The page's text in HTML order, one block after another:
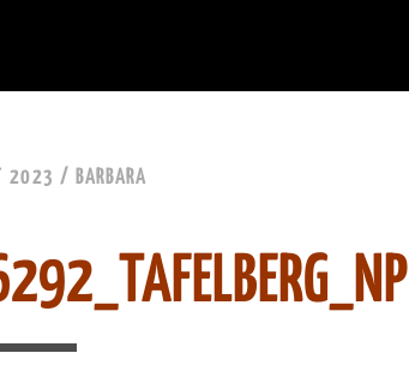
2023 / BARBARA